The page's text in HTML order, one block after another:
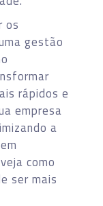
os
gestão
rápidos e
empresa
a
como
ser mais